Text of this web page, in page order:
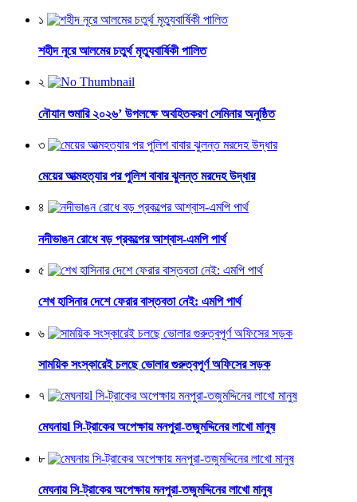
১
শহীদ নূরে আলমের চতুর্থ মৃত্যুবার্ষিকী পালিত
২
নৌযান শুমারি ২০২৬’ উপলক্ষে অবহিতকরণ সেমিনার অনুষ্ঠিত
৩
মেয়ের আত্মহত্যার পর পুলিশ বাবার ঝুলন্ত মরদেহ উদ্ধার
৪
নদীভাঙন রোধে বড় প্রকল্পের আশ্বাস-এমপি পার্থ
৫
শেখ হাসিনার দেশে ফেরার বাস্তবতা নেই: এমপি পার্থ
৬
সাময়িক সংস্কারেই চলছে ভোলার গুরুত্বপূর্ণ অফিসের সড়ক
৭
মেঘনায়l সি-ট্রাকের অপেক্ষায় মনপুরা-তজুমদ্দিনের লাখো মানুষ
৮
মেঘনায় সি-ট্রাকের অপেক্ষায় মনপুরা-তজুমদ্দিনের লাখো মানুষ